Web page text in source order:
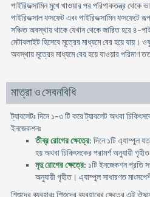
পাইরিডক্সামিন মুখে খাওয়ার পর পরিপাকতন্ত্র
পাইরিডক্সাল ফসফেট এবং পাইরিডক্সামিন
সঞ্চিত অবস্থায় থাকে যেখান থেকে জারিত হয়ে ৪-
মেটাবলাইট হিসেবে মূত্রের মাধ্যমে বের হয়ে যায়।
অবস্থায় মূত্রের মাধ্যমে বের হয়ে যাওয়ার পরিমাণ
মাত্রা ও সেবনবিধি
ট্যাবলেটঃ দিনে ১-৩ টি করে ট্যাবলেট অথবা
ইনজেকশনঃ
তীব্র রোগের ক্ষেত্রে: দিনে ১টি এ্যাম্পুল
হয় অথবা চিকিৎসকের পরামর্শ অনুযায়ী
মৃদু রোগের ক্ষেত্রে: ১টি ইনজেকশন প্রতি
অনুযায়ী গৃহীত। এ্যাম্পুল সাধারণত
শিশুদের ব্যবহারঃ শিশুদের ব্যবহারের ক্ষেত্রে এই